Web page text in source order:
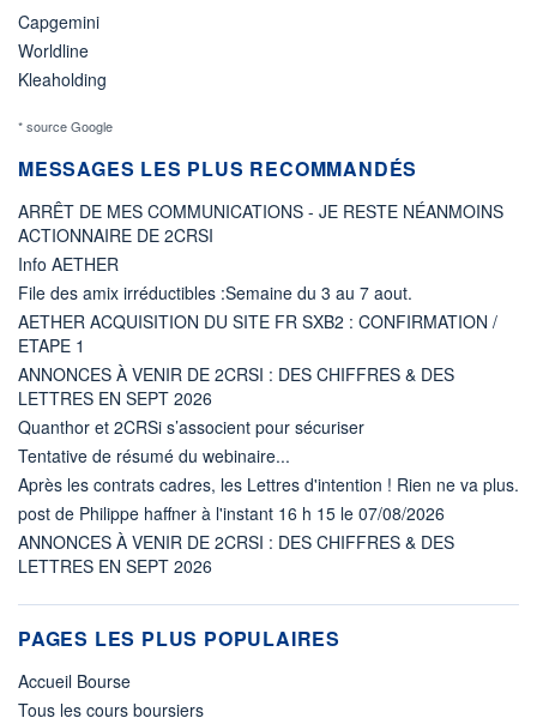
Capgemini
Worldline
Kleaholding
* source Google
MESSAGES LES PLUS RECOMMANDÉS
ARRÊT DE MES COMMUNICATIONS - JE RESTE NÉANMOINS
ACTIONNAIRE DE 2CRSI
Info AETHER
File des amix irréductibles :Semaine du 3 au 7 aout.
AETHER ACQUISITION DU SITE FR SXB2 : CONFIRMATION /
ETAPE 1
ANNONCES À VENIR DE 2CRSI : DES CHIFFRES & DES
LETTRES EN SEPT 2026
Quanthor et 2CRSi s’associent pour sécuriser
Tentative de résumé du webinaire...
Après les contrats cadres, les Lettres d'intention ! Rien ne va plus.
post de Philippe haffner à l'instant 16 h 15 le 07/08/2026
ANNONCES À VENIR DE 2CRSI : DES CHIFFRES & DES
LETTRES EN SEPT 2026
PAGES LES PLUS POPULAIRES
Accueil Bourse
Tous les cours boursiers